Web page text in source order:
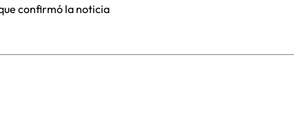
confirmó la noticia